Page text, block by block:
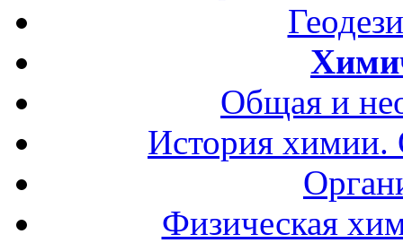
Общая и
История
Физическая